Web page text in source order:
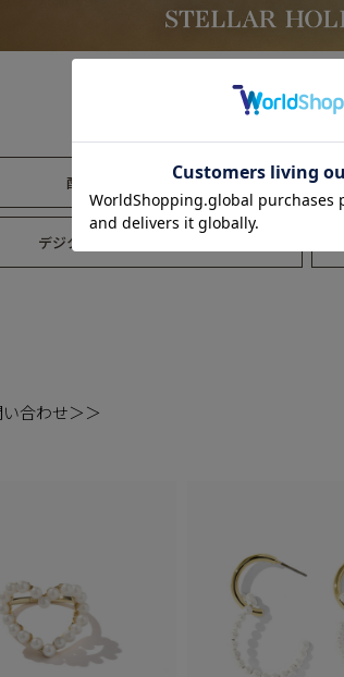
配送について
デジタルリングゲージ
合わせ＞＞